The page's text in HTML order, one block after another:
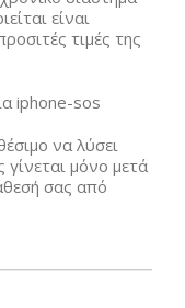
είναι
τιμές της
iphone-sos
να λύσει
μόνο μετά
σας από